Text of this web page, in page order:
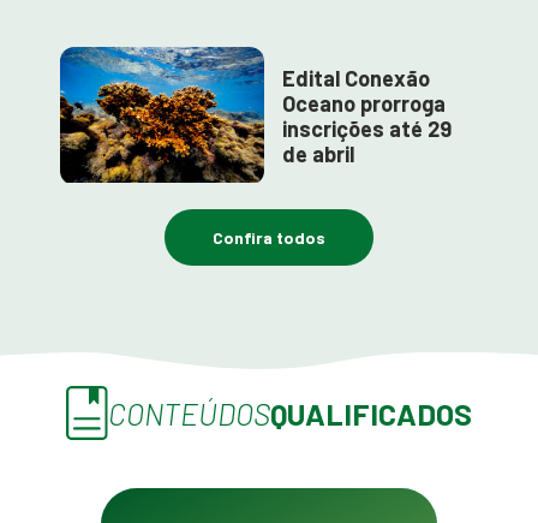
Edital Conexão
Oceano prorroga
inscrições até 29
de abril
Confira todos
CONTEÚDOSQUALIFICADOS